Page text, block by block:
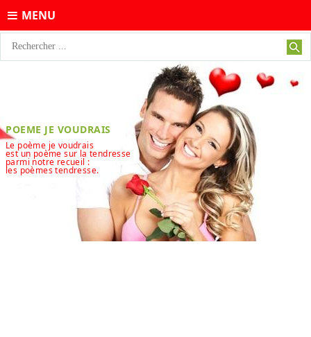
MENU
POEME JE VOUDRAIS
Le poème je voudrais
est un poème sur la tendresse
parmi notre recueil :
les poèmes tendresse.